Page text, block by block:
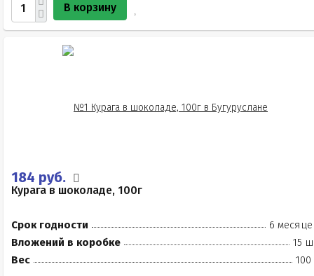
В корзину
184 руб.
Курага в шоколаде, 100г
Срок годности
6
Вложений в коробке
15
Вес
100